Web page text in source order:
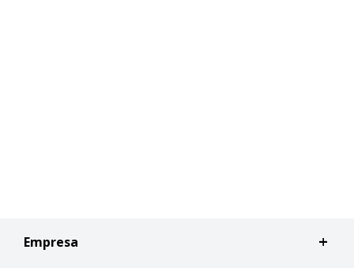
Empresa